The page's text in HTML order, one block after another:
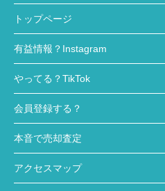
トップページ
有益情報？Instagram
やってる？TikTok
会員登録する？
本音で売却査定
アクセスマップ